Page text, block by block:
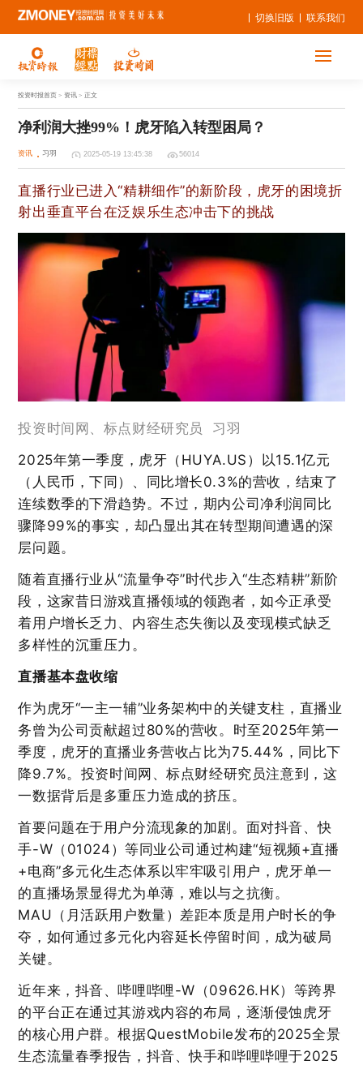
联系我们
切换旧版
投资时报首页 > 资讯 > 正文
净利润大挫99%！虎牙陷入转型困局？
资讯 习羽 2025-05-19 13:45:38 56014
直播行业已进入“精耕细作”的新阶段，虎牙的困境折
射出垂直平台在泛娱乐生态冲击下的挑战
投资时间网、标点财经研究员 习羽
2025年第一季度， 虎牙（HUYA.US） 以15.1亿元
（人民币，下同）、同比增长0.3%的营收，结束了
连续数季的下滑趋势。不过，期内公司净利润同比
骤降99%的事实，却凸显出其在转型期间遭遇的深
层问题。
随着直播行业从“流量争夺”时代步入“生态精耕”新阶
段，这家昔日游戏直播领域的领跑者，如今正承受
着用户增长乏力、内容生态失衡以及变现模式缺乏
多样性的沉重压力。
直播基本盘收缩
作为虎牙“一主一辅”业务架构中的关键支柱，直播业
务曾为公司贡献超过80%的营收。时至2025年第一
季度，虎牙的直播业务营收占比为75.44%，同比下
降9.7%。投资时间网、标点财经研究员注意到，这
一数据背后是多重压力造成的挤压。
首要问题在于用户分流现象的加剧。面对抖音、快
手-W（01024）等同业公司通过构建“短视频+直播
+电商”多元化生态体系以牢牢吸引用户，虎牙单一
的直播场景显得尤为单薄，难以与之抗衡。
MAU（月活跃用户数量）差距本质是用户时长的争
夺，如何通过多元化内容延长停留时间，成为破局
关键。
近年来，抖音、哔哩哔哩-W（09626.HK） 等跨界
的平台正在通过其游戏内容的布局，逐渐侵蚀虎牙
的核心用户群。根据QuestMobile发布的2025全景
生态流量春季报告，抖音、快手和哔哩哔哩于2025